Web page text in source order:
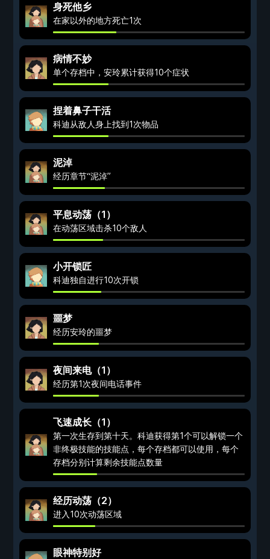
身死他乡
在家以外的地方死亡1次
病情不妙
单个存档中，安玲累计获得10个症状
捏着鼻子干活
科迪从敌人身上找到1次物品
泥淖
经历章节“泥淖”
平息动荡（1）
在动荡区域击杀10个敌人
小开锁匠
科迪独自进行10次开锁
噩梦
经历安玲的噩梦
夜间来电（1）
经历第1次夜间电话事件
飞速成长（1）
第一次生存到第十天。科迪获得第1个可以解锁一个
非终极技能的技能点，每个存档都可以使用，每个
存档分别计算剩余技能点数量
经历动荡（2）
进入10次动荡区域
眼神特别好